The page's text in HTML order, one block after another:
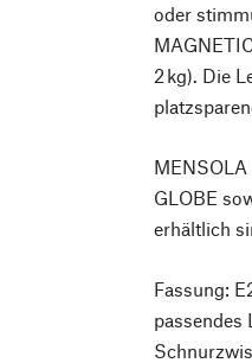
oder
2 kg). Die
GLOBE
erhältlich
Fassung:
passendes